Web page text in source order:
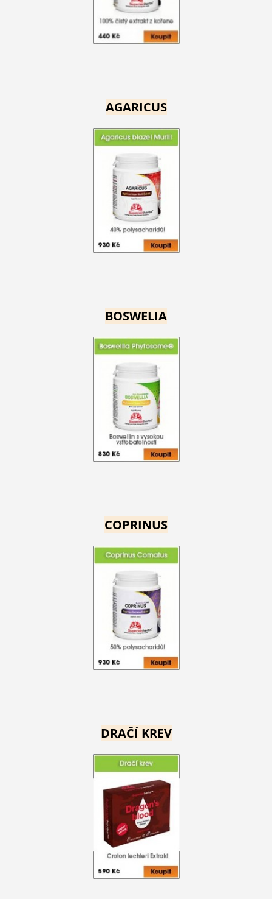
AGARICUS
BOSWELIA
COPRINUS
DRAČÍ KREV